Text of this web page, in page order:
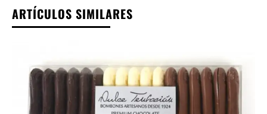
ARTÍCULOS SIMILARES